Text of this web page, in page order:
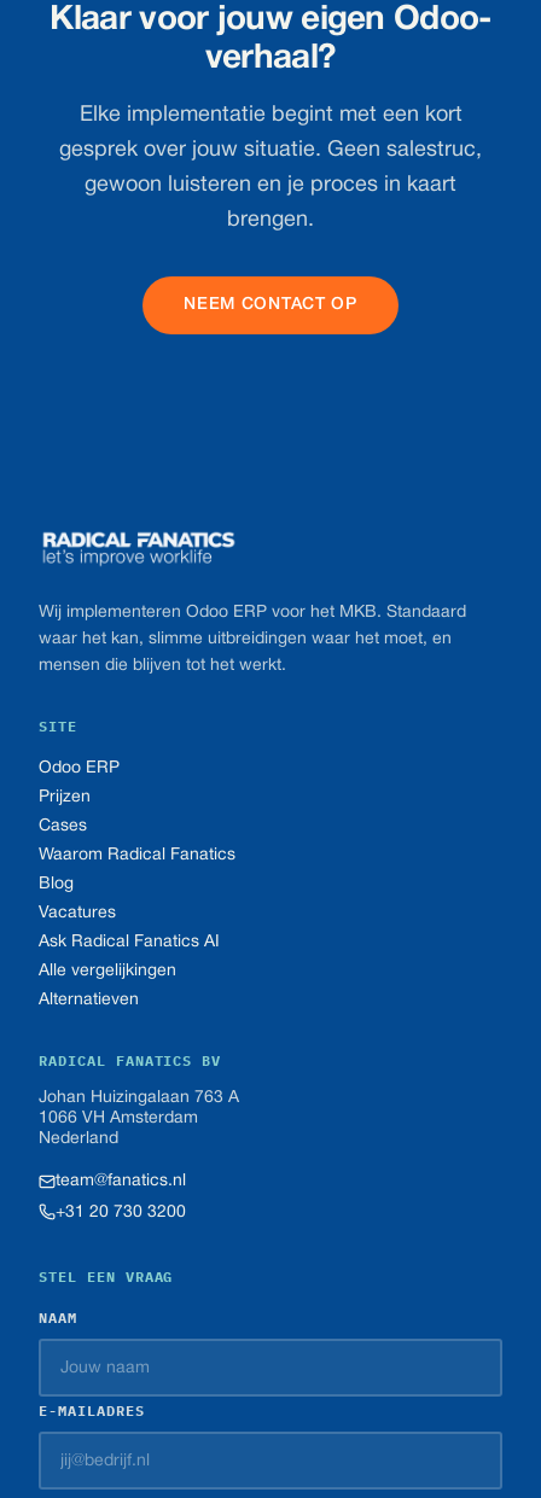
Klaar voor jouw eigen Odoo-
verhaal?
Elke implementatie begint met een kort
gesprek over jouw situatie. Geen salestruc,
gewoon luisteren en je proces in kaart
brengen.
NEEM CONTACT OP
Wij implementeren Odoo ERP voor het MKB. Standaard
waar het kan, slimme uitbreidingen waar het moet, en
mensen die blijven tot het werkt.
SITE
Odoo ERP
Prijzen
Cases
Waarom Radical Fanatics
Blog
Vacatures
Ask Radical Fanatics AI
Alle vergelijkingen
Alternatieven
RADICAL FANATICS BV
Johan Huizingalaan 763 A
1066 VH Amsterdam
Nederland
team@fanatics.nl
+31 20 730 3200
STEL EEN VRAAG
NAAM
E-MAILADRES